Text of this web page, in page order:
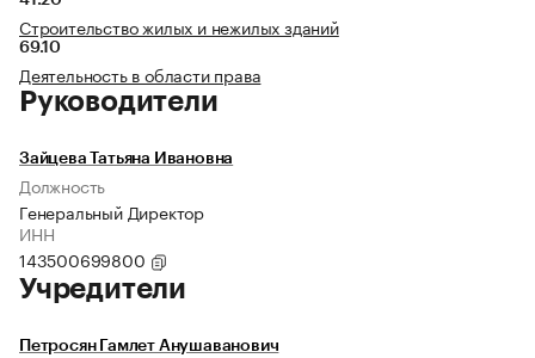
Строительство жилых и нежилых зданий
69.10
Деятельность в области права
Руководители
Зайцева Татьяна Ивановна
Должность
Генеральный Директор
ИНН
143500699800
Учредители
Петросян Гамлет Анушаванович